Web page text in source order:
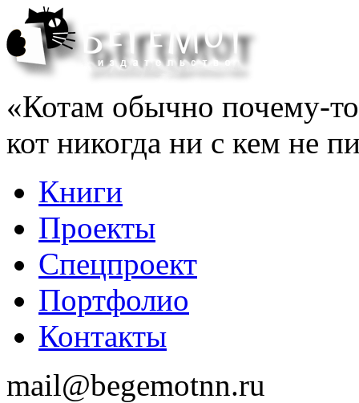
«Котам обычно почему-
кот никогда ни с кем не
Книги
Проекты
Спецпроект
Портфолио
Контакты
mail@begemotnn.ru